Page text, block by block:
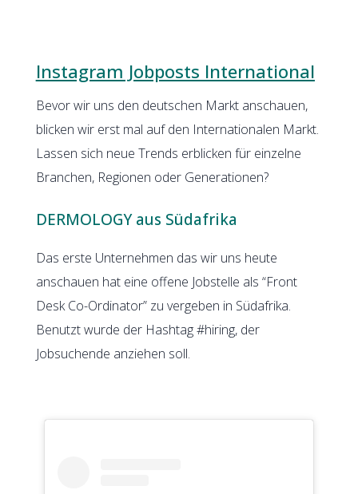
Instagram Jobposts International
Bevor wir uns den deutschen Markt anschauen,
blicken wir erst mal auf den Internationalen Markt.
Lassen sich neue Trends erblicken für einzelne
Branchen, Regionen oder Generationen?
DERMOLOGY aus Südafrika
Das erste Unternehmen das wir uns heute
anschauen hat eine offene Jobstelle als “Front
Desk Co-Ordinator” zu vergeben in Südafrika.
Benutzt wurde der Hashtag #hiring, der
Jobsuchende anziehen soll.